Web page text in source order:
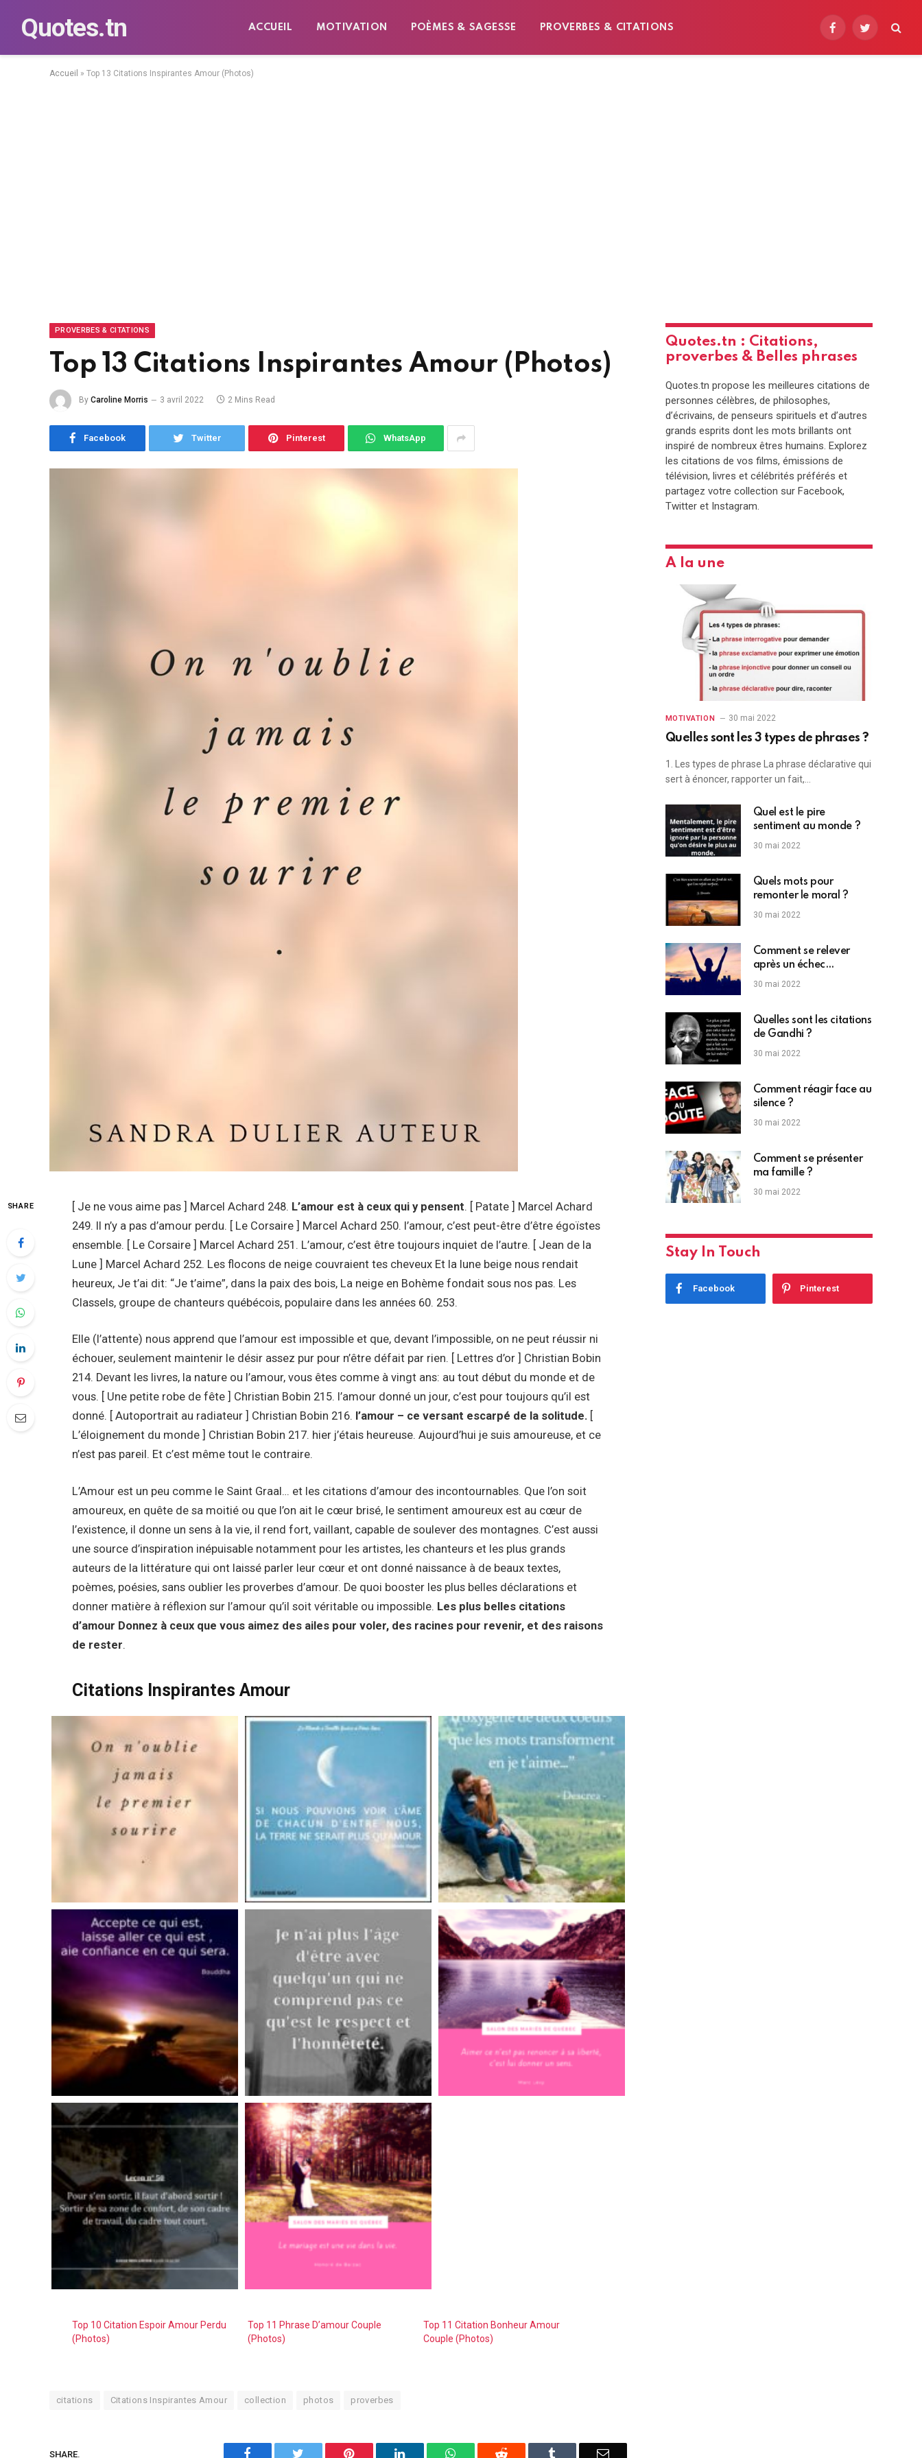
Quotes.tn ACCUEIL MOTIVATION POÈMES & SAGESSE PROVERBES & CITATIONS
FacebookTwitter
Accueil » Top 13 Citations Inspirantes Amour (Photos)
PROVERBES & CITATIONS
Top 13 Citations Inspirantes Amour (Photos)
By Caroline Morris 3 avril 2022 2 Mins Read
Facebook Twitter Pinterest WhatsApp
SHARE [ Je ne vous aime pas ] Marcel Achard 248. L’amour est à ceux qui y pensent. [ Patate ] Marcel Achard
249. Il n’y a pas d’amour perdu. [ Le Corsaire ] Marcel Achard 250. l’amour, c’est peut-être d’être égoïstes
ensemble. [ Le Corsaire ] Marcel Achard 251. L’amour, c’est être toujours inquiet de l’autre. [ Jean de la
Lune ] Marcel Achard 252. Les flocons de neige couvraient tes cheveux Et la lune beige nous rendait
heureux, Je t’ai dit: “Je t’aime”, dans la paix des bois, La neige en Bohème fondait sous nos pas. Les
Classels, groupe de chanteurs québécois, populaire dans les années 60. 253.
Elle (l’attente) nous apprend que l’amour est impossible et que, devant l’impossible, on ne peut réussir ni
échouer, seulement maintenir le désir assez pur pour n’être défait par rien. [ Lettres d’or ] Christian Bobin
214. Devant les livres, la nature ou l’amour, vous êtes comme à vingt ans: au tout début du monde et de
vous. [ Une petite robe de fête ] Christian Bobin 215. l’amour donné un jour, c’est pour toujours qu’il est
donné. [ Autoportrait au radiateur ] Christian Bobin 216. l’amour – ce versant escarpé de la solitude. [
L’éloignement du monde ] Christian Bobin 217. hier j’étais heureuse. Aujourd’hui je suis amoureuse, et ce
n’est pas pareil. Et c’est même tout le contraire.
L’Amour est un peu comme le Saint Graal… et les citations d’amour des incontournables. Que l’on soit
amoureux, en quête de sa moitié ou que l’on ait le cœur brisé, le sentiment amoureux est au cœur de
l’existence, il donne un sens à la vie, il rend fort, vaillant, capable de soulever des montagnes. C’est aussi
une source d’inspiration inépuisable notamment pour les artistes, les chanteurs et les plus grands
auteurs de la littérature qui ont laissé parler leur cœur et ont donné naissance à de beaux textes,
poèmes, poésies, sans oublier les proverbes d’amour. De quoi booster les plus belles déclarations et
donner matière à réflexion sur l’amour qu’il soit véritable ou impossible. Les plus belles citations
d’amour Donnez à ceux que vous aimez des ailes pour voler, des racines pour revenir, et des raisons
de rester.
Citations Inspirantes Amour
Top 10 Citation Espoir Amour Perdu
(Photos)
Top 11 Phrase D’amour Couple
(Photos)
Top 11 Citation Bonheur Amour
Couple (Photos)
citations Citations Inspirantes Amour collection photos proverbes
SHARE. Facebook Pinterest LinkedIn WhatsAppReddit Email
Quotes.tn : Citations,
proverbes & Belles phrases
Quotes.tn propose les meilleures citations de
personnes célèbres, de philosophes,
d’écrivains, de penseurs spirituels et d’autres
grands esprits dont les mots brillants ont
inspiré de nombreux êtres humains. Explorez
les citations de vos films, émissions de
télévision, livres et célébrités préférés et
partagez votre collection sur Facebook,
Twitter et Instagram.
A la une
MOTIVATION 30 mai 2022
Quelles sont les 3 types de phrases ?
1. Les types de phrase La phrase déclarative qui
sert à énoncer, rapporter un fait,…
Quel est le pire
sentiment au monde ?
30 mai 2022
Quels mots pour
remonter le moral ?
30 mai 2022
Comment se relever
après un échec
professionnel ?
30 mai 2022
Quelles sont les citations
de Gandhi ?
30 mai 2022
Comment réagir face au
silence ?
30 mai 2022
Comment se présenter
ma famille ?
30 mai 2022
Stay In Touch
Facebook Pinterest